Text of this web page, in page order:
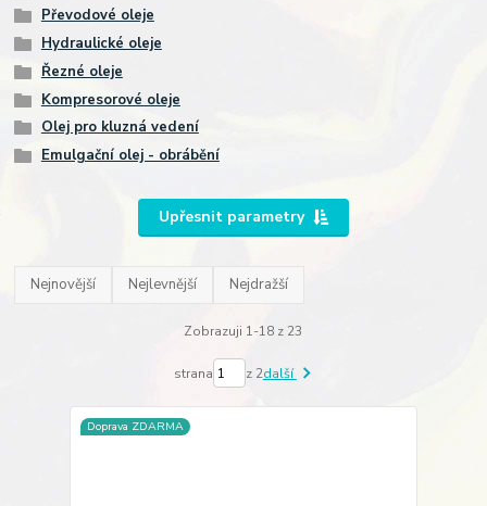
Převodové oleje
Hydraulické oleje
Řezné oleje
Kompresorové oleje
Olej pro kluzná vedení
Emulgační olej - obrábění
Upřesnit parametry
Nejnovější Nejlevnější Nejdražší
Zobrazuji 1-18 z 23
strana z 2další
Doprava ZDARMA